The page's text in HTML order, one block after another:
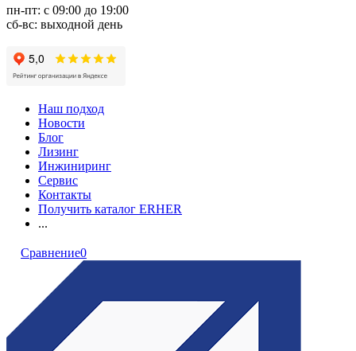
пн-пт: с 09:00 до 19:00
сб-вс: выходной день
Наш подход
Новости
Блог
Лизинг
Инжиниринг
Сервис
Контакты
Получить каталог ERHER
...
Сравнение0